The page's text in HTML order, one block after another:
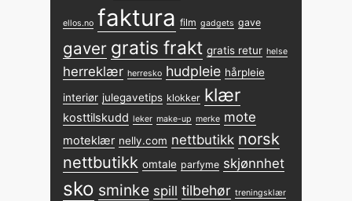
ellos.no faktura film gadgets gave
gaver gratis frakt gratis retur helse
herreklær herresko hudpleie hårpleie
interiør julegavetips klokker klær
kosttilskudd leker make-up merke mote
moteklær nelly.com nettbutikk norsk
nettbutikk omtale parfyme skjønnhet
sko sminke spill tilbehør treningsklær